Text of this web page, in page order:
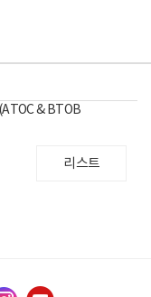
& BTOB
리스트